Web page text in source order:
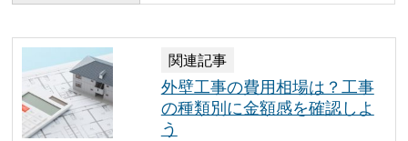
関連記事
外壁工事の費用相場は？工事
の種類別に金額感を確認しよ
う